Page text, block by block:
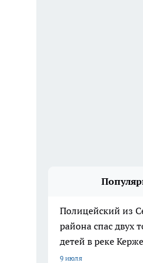
Полицейский из
района спас двух
детей в реке
9 июля